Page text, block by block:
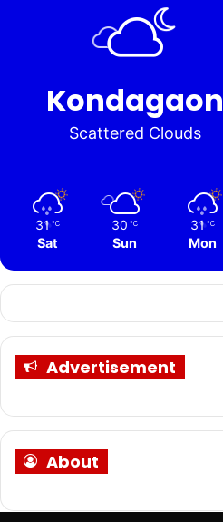
Kondagaon
Scattered Clouds
31 ℃
Sat
30 ℃
Sun
31 ℃
Mon
Advertisement
About